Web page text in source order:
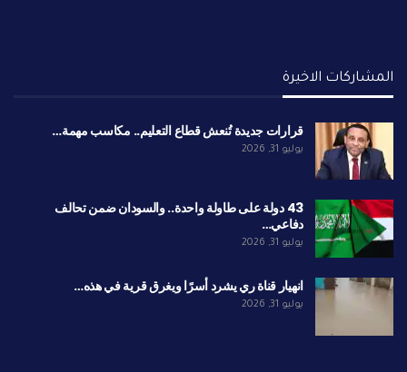
المشاركات الاخيرة
قرارات جديدة تُنعش قطاع التعليم.. مكاسب مهمة…
يوليو 31, 2026
43 دولة على طاولة واحدة.. والسودان ضمن تحالف
دفاعي…
يوليو 31, 2026
انهيار قناة ري يشرد أسرًا ويغرق قرية في هذه…
يوليو 31, 2026